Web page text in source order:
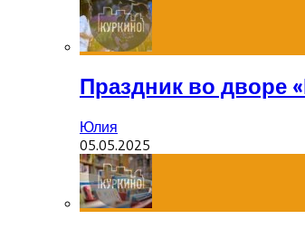
Праздник во дворе
Юлия
05.05.2025